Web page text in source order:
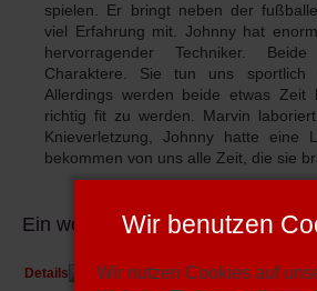
spielen. Er bringt neben der
viel Erfahrung mit. Johnny hat
hervorragender Techniker.
Charaktere. Sie tun uns sportlich
Allerdings werden beide etwas Zeit
richtig fit zu werden. Marvin
Knieverletzung, Johnny hatte eine
bekommen von uns alle Zeit, die sie
Ein weiterer „Junger Wilder“ für
Details Geschrieben von:
Wir benutzen
Wir nutzen Cookies auf